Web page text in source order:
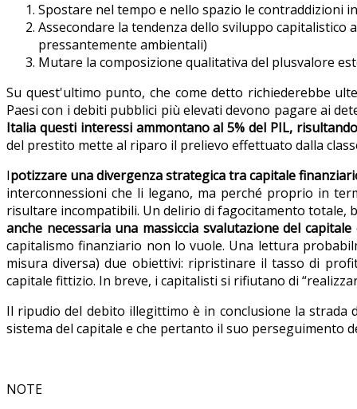
Spostare nel tempo e nello spazio le contraddizioni
Assecondare la tendenza dello sviluppo
pressantemente ambientali)
Mutare la composizione qualitativa del plusvalore
Su quest'ultimo punto, che come detto richiederebbe
Paesi con i debiti pubblici più elevati devono pagare ai
Italia questi interessi ammontano al 5% del PIL,
del prestito mette al riparo il prelievo effettuato dalla
Ipotizzare una divergenza strategica tra capitale
interconnessioni che li legano, ma perché proprio in
risultare incompatibili. Un delirio di fagocitamento totale,
anche necessaria una massiccia svalutazione del
capitalismo finanziario non lo vuole. Una lettura
misura diversa) due obiettivi: ripristinare il tasso di
capitale fittizio. In breve, i capitalisti si rifiutano di
Il ripudio del debito illegittimo è in conclusione la strada
sistema del capitale e che pertanto il suo perseguimento
NOTE